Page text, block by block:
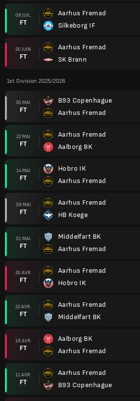
08 JUIL.
FT
Aarhus Fremad
Silkeborg IF
26 JUIN
FT
Aarhus Fremad
SK Brann
1st Division 2025/2026
30 MAI
FT
B93 Copenhague
Aarhus Fremad
22 MAI
FT
Aarhus Fremad
Aalborg BK
14 MAI
FT
Hobro IK
Aarhus Fremad
09 MAI
FT
Aarhus Fremad
HB Koege
01 MAI
FT
Middelfart BK
Aarhus Fremad
26 AVR.
FT
Aarhus Fremad
Hobro IK
22 AVR.
FT
Aarhus Fremad
Middelfart BK
18 AVR.
FT
Aalborg BK
Aarhus Fremad
11 AVR.
FT
Aarhus Fremad
B93 Copenhague